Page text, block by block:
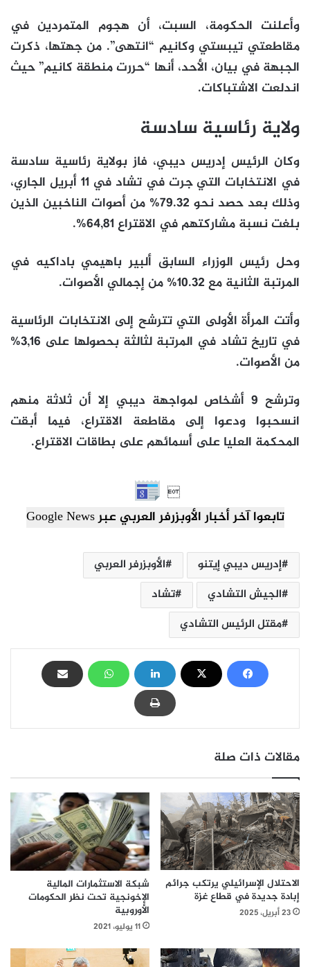
وأعلنت الحكومة، السبت، أن هجوم المتمردين في
مقاطعتي تيبستي وكانيم “انتهى”. من جهتها، ذكرت
الجبهة في بيان، الأحد، أنها “حررت منطقة كانيم” حيث
اندلعت الاشتباكات.
ولاية رئاسية سادسة
وكان الرئيس إدريس ديبي، فاز بولاية رئاسية سادسة
في الانتخابات التي جرت في تشاد في 11 أبريل الجاري،
وذلك بعد حصد نحو 79.32% من أصوات الناخبين الذين
بلغت نسبة مشاركتهم في الاقتراع 64,81%.
وحل رئيس الوزراء السابق ألبير باهيمي باداكيه في
المرتبة الثانية مع 10.32% من إجمالي الأصوات.
وأتت المرأة الأولى التي تترشح إلى الانتخابات الرئاسية
في تاريخ تشاد في المرتبة لثالثة بحصولها على 3,16%
من الأصوات.
وترشح 9 أشخاص لمواجهة ديبي إلا أن ثلاثة منهم
انسحبوا ودعوا إلى مقاطعة الاقتراع، فيما أبقت
المحكمة العليا على أسمائهم على بطاقات الاقتراع.

تابعوا آخر أخبار الأوبزرفر العربي عبر Google News
إدريس ديبي إيتنو
الأوبزرفر العربي
الجيش التشادي
تشاد
مقتل الرئيس التشادي
مقالات ذات صلة
الاحتلال الإسرائيلي يرتكب جرائم
إبادة جديدة في قطاع غزة
23 أبريل، 2025
شبكة الاستثمارات المالية
الإخونجية تحت نظر الحكومات
الأوروبية
11 يوليو، 2021